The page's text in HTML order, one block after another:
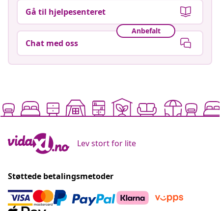
Gå til hjelpesenteret
Anbefalt
Chat med oss
Lev stort for lite
Støttede betalingsmetoder